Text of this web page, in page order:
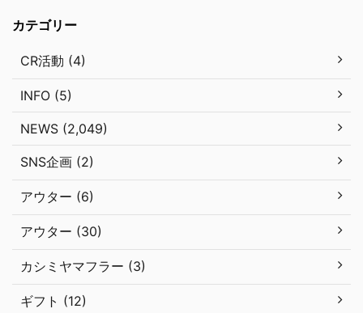
カテゴリー
CR活動 (4)
INFO (5)
NEWS (2,049)
SNS企画 (2)
アウター (6)
アウター (30)
カシミヤマフラー (3)
ギフト (12)